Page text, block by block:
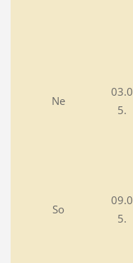
Ne
03.0
5.
So
09.0
5.